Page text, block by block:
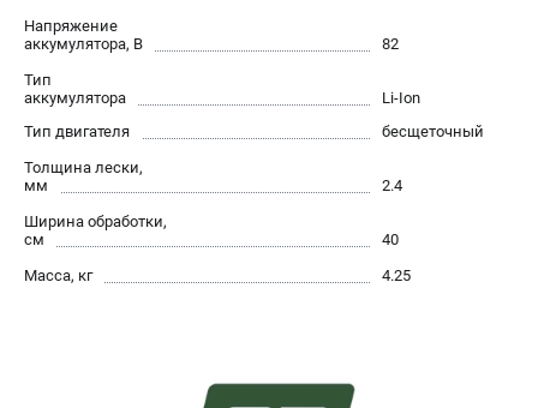
Аэраторы и скарификаторы
Газонокосилки
Принадлежности и аксессуары
Расходные материалы
Садовые райдеры
Средства защиты
Информация размещённая на сайте не является публичной
Напряжение
аккумулятора, В
82
Тип
аккумулятора
Li-Ion
Тип двигателя
бесщеточный
Толщина лески,
мм
2.4
Ширина обработки,
см
40
Масса, кг
4.25